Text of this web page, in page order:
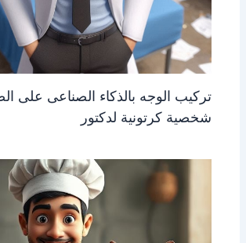
تركيب الوجه بالذكاء الصناعى على
شخصية كرتونية لدكتور